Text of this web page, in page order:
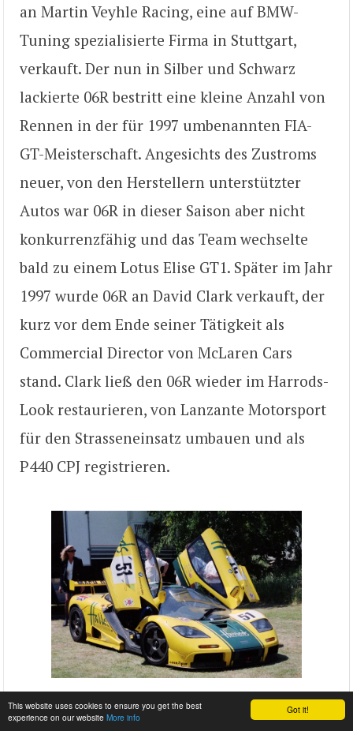
Got it!
This website uses cookies to ensure you get the best
experience on our website More info
an Martin Veyhle Racing, eine auf BMW-
Tuning spezialisierte Firma in Stuttgart,
verkauft. Der nun in Silber und Schwarz
lackierte 06R bestritt eine kleine Anzahl von
Rennen in der für 1997 umbenannten FIA-
GT-Meisterschaft. Angesichts des Zustroms
neuer, von den Herstellern unterstützter
Autos war 06R in dieser Saison aber nicht
konkurrenzfähig und das Team wechselte
bald zu einem Lotus Elise GT1. Später im Jahr
1997 wurde 06R an David Clark verkauft, der
kurz vor dem Ende seiner Tätigkeit als
Commercial Director von McLaren Cars
stand. Clark ließ den 06R wieder im Harrods-
Look restaurieren, von Lanzante Motorsport
für den Strasseneinsatz umbauen und als
P440 CPJ registrieren.
07Rwurde an den wohlhabenden